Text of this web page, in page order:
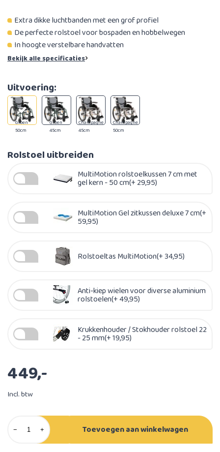
Extra dikke luchtbanden met een grof profiel
De perfecte rolstoel voor bospaden en hobbelwegen
In hoogte verstelbare handvatten
Bekijk alle specificaties
Groen
45cm
Uitvoering:
Groen
50cm
Champagne
45cm
Champagne
50cm
Rolstoel uitbreiden
MultiMotion rolstoelkussen 7 cm met
gel kern - 50 cm(+ 29,95)
MultiMotion Gel zitkussen deluxe 7 cm(+
59,95)
Rolstoeltas MultiMotion(+ 34,95)
Anti-kiep wielen voor diverse aluminium
rolstoelen(+ 49,95)
Krukkenhouder / Stokhouder rolstoel 22
- 25 mm(+ 19,95)
449,-
Incl. btw
− + Toevoegen aan winkelwagen